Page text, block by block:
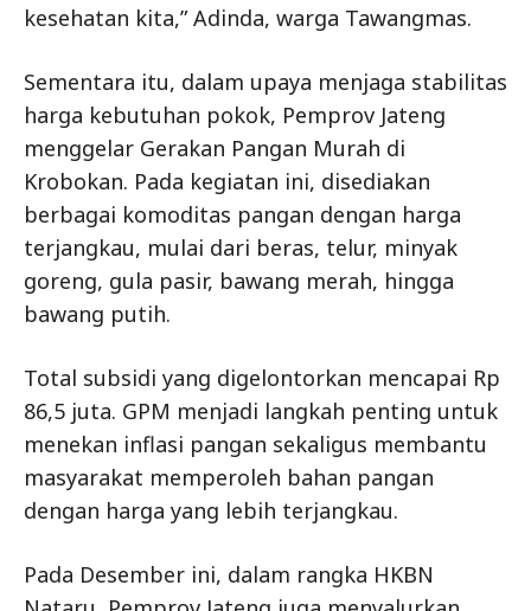
kesehatan kita,” Adinda, warga Tawangmas.
Sementara itu, dalam upaya menjaga stabilitas
harga kebutuhan pokok, Pemprov Jateng
menggelar Gerakan Pangan Murah di
Krobokan. Pada kegiatan ini, disediakan
berbagai komoditas pangan dengan harga
terjangkau, mulai dari beras, telur, minyak
goreng, gula pasir, bawang merah, hingga
bawang putih.
Total subsidi yang digelontorkan mencapai Rp
86,5 juta. GPM menjadi langkah penting untuk
menekan inflasi pangan sekaligus membantu
masyarakat memperoleh bahan pangan
dengan harga yang lebih terjangkau.
Pada Desember ini, dalam rangka HKBN